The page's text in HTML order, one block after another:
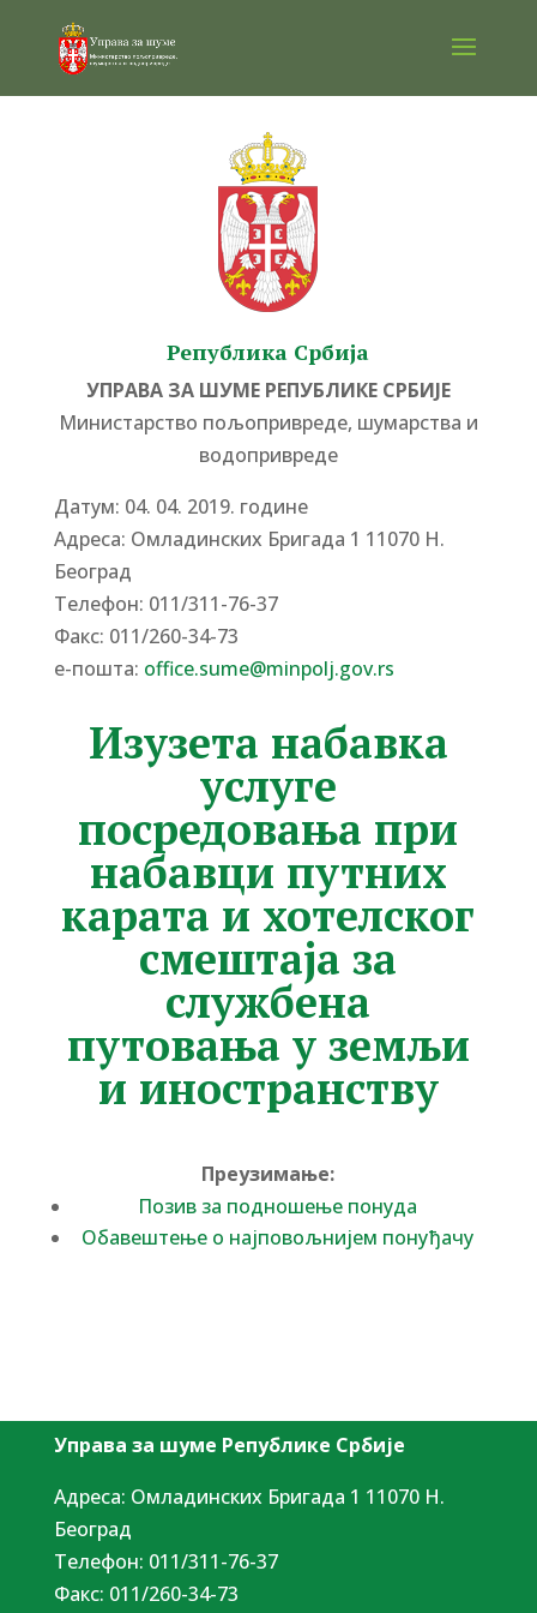
Република Србија
УПРАВА ЗА ШУМЕ РЕПУБЛИКЕ СРБИЈЕ
Министарство пољопривреде, шумарства и
водопривреде
Датум: 04. 04. 2019. године
Адреса: Омладинских Бригада 1 11070 Н.
Београд
Tелефон: 011/311-76-37
Факс: 011/260-34-73
е-пошта: office.sume@minpolj.gov.rs
Изузета набавка
услуге
посредовања при
набавци путних
карата и хотелског
смештаја за
службена
путовања у земљи
и иностранству
Преузимање:
Позив за подношење понуда
Обавештење о најповољнијем понуђачу
Управа за шуме Републике Србије
Адреса: Омладинских Бригада 1 11070 Н.
Београд
Tелефон: 011/311-76-37
Факс: 011/260-34-73